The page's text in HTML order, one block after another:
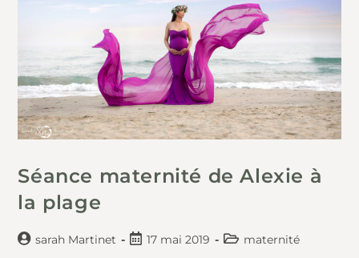
Séance maternité de Alexie à
la plage
sarah Martinet 17 mai 2019 maternité